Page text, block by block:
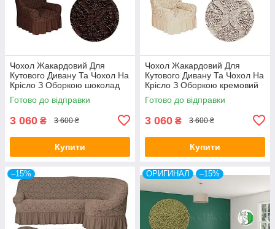
Чохол Жакардовий Для
Кутового Дивану Та Чохол На
Крісло З Оборкою шоколад
NT
Готово до відправки
3 060 ₴ 3 600 ₴
Купити
Чохол Жакардовий Для
Кутового Дивану Та Чохол На
Крісло З Оборкою кремовий
NT
Готово до відправки
3 060 ₴ 3 600 ₴
Купити
–15% ОРИГИНАЛ –15%